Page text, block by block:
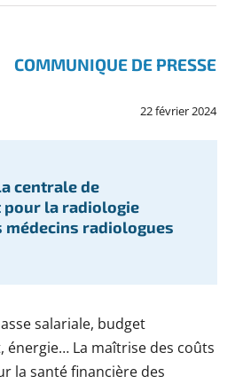
COMMUNIQUE DE PRESSE
22 février 2024
centrale de
pour la radiologie
radiologues
salariale, budget
énergie… La maîtrise des coûts
la santé financière des